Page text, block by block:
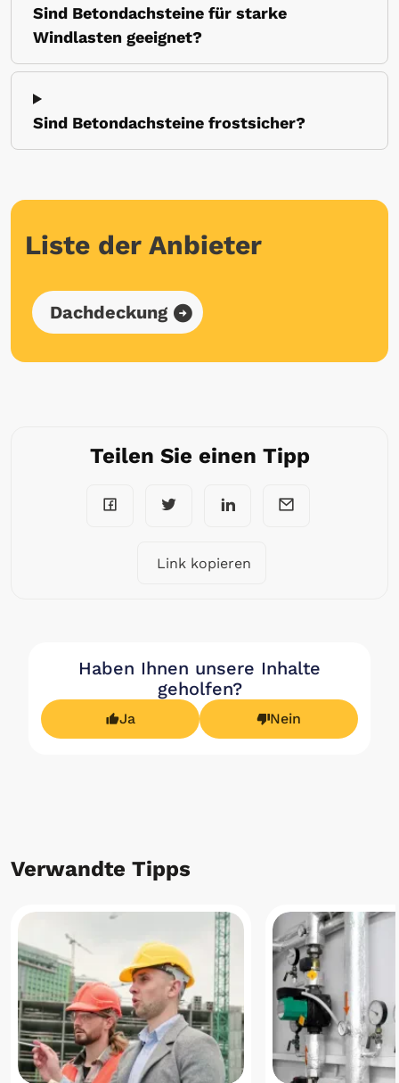
Sind Betondachsteine für starke
Windlasten geeignet?
Sind Betondachsteine frostsicher?
Liste der Anbieter
Dachdeckung
Teilen Sie einen Tipp
Link kopieren
Haben Ihnen unsere Inhalte
geholfen?
Ja Nein
Verwandte Tipps